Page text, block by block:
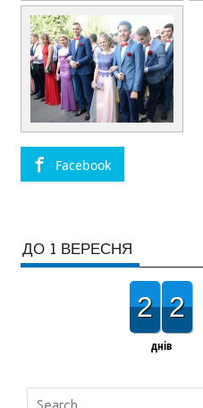
Facebook
ДО 1 ВЕРЕСНЯ
2 2
днів